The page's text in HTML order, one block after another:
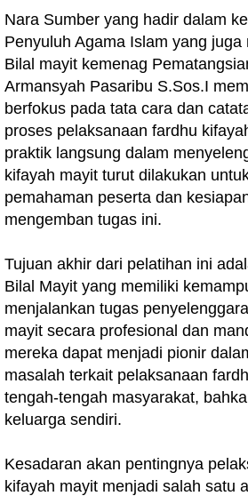
Nara Sumber yang hadir dalam
Penyuluh Agama Islam yang
Bilal mayit kemenag
Armansyah Pasaribu S.Sos.I
berfokus pada tata cara dan
proses pelaksanaan fardhu
praktik langsung dalam
kifayah mayit turut dilakukan
pemahaman peserta dan
mengemban tugas ini.
Tujuan akhir dari pelatihan ini
Bilal Mayit yang memiliki
menjalankan tugas
mayit secara profesional dan
mereka dapat menjadi pionir
masalah terkait pelaksanaan
tengah-tengah masyarakat,
keluarga sendiri.
Kesadaran akan pentingnya
kifayah mayit menjadi salah satu